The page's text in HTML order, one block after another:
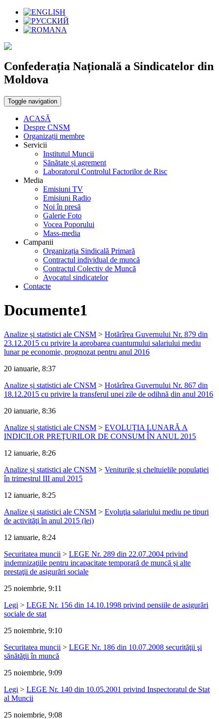
Confederația Națională a Sindicatelor din
Moldova
Toggle navigation
ACASĂ
Despre CNSM
Organizații membre
Servicii
Institutul Muncii
Sănătate și agrement
Laboratorul Controlul Factorilor de Risc
Media
Emisiuni TV
Emisiuni Radio
Noi în presă
Galerie Foto
Vocea Poporului
Mass-media
Campanii
Organizația Sindicală Primară
Contractul individual de muncă
Contractul Colectiv de Muncă
Avocatul sindicatelor
Contacte
Documente1
Analize și statistici ale CNSM > Hotărîrea Guvernului Nr. 879 din
23.12.2015 cu privire la aprobarea cuantumului salariului mediu
lunar pe economie, prognozat pentru anul 2016
20 ianuarie, 8:37
Analize și statistici ale CNSM > Hotărîrea Guvernului Nr. 867 din
18.12.2015 cu privire la transferul unei zile de odihnă din anul 2016
20 ianuarie, 8:36
Analize și statistici ale CNSM > EVOLUŢIA LUNARĂ A
INDICILOR PREŢURILOR DE CONSUM ÎN ANUL 2015
12 ianuarie, 8:26
Analize și statistici ale CNSM > Veniturile şi cheltuielile populaţiei
în trimestrul III anul 2015
12 ianuarie, 8:25
Analize și statistici ale CNSM > Evoluţia salariului mediu pe tipuri
de activităţi în anul 2015 (lei)
12 ianuarie, 8:24
Securitatea muncii > LEGE Nr. 289 din 22.07.2004 privind
indemnizaţiile pentru incapacitate temporară de muncă şi alte
prestaţii de asigurări sociale
25 noiembrie, 9:11
Legi > LEGE Nr. 156 din 14.10.1998 privind pensiile de asigurări
sociale de stat
25 noiembrie, 9:10
Securitatea muncii > LEGE Nr. 186 din 10.07.2008 securităţii şi
sănătăţii în muncă
25 noiembrie, 9:09
Legi > LEGE Nr. 140 din 10.05.2001 privind Inspectoratul de Stat
al Muncii
25 noiembrie, 9:08